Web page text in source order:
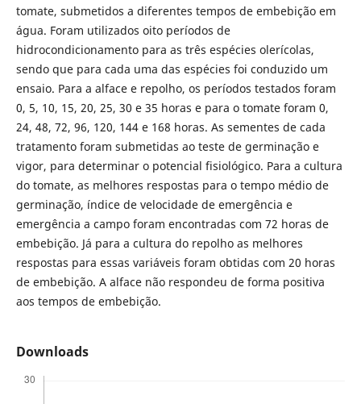
tomate, submetidos a diferentes tempos de embebição em
água. Foram utilizados oito períodos de
hidrocondicionamento para as três espécies olerícolas,
sendo que para cada uma das espécies foi conduzido um
ensaio. Para a alface e repolho, os períodos testados foram
0, 5, 10, 15, 20, 25, 30 e 35 horas e para o tomate foram 0,
24, 48, 72, 96, 120, 144 e 168 horas. As sementes de cada
tratamento foram submetidas ao teste de germinação e
vigor, para determinar o potencial fisiológico. Para a cultura
do tomate, as melhores respostas para o tempo médio de
germinação, índice de velocidade de emergência e
emergência a campo foram encontradas com 72 horas de
embebição. Já para a cultura do repolho as melhores
respostas para essas variáveis foram obtidas com 20 horas
de embebição. A alface não respondeu de forma positiva
aos tempos de embebição.
Downloads